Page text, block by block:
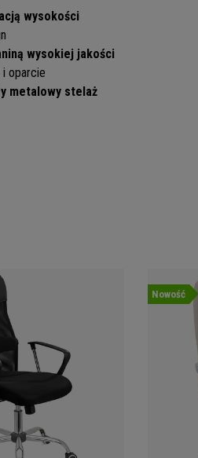
wysokości
wysokiej jakości
i oparcie
metalowy stelaż
Nowość